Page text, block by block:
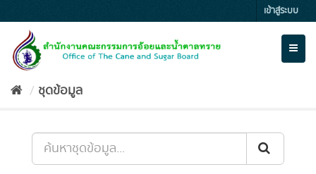
to
content
เข้าสู่ระบบ
ชุดข้อมูล